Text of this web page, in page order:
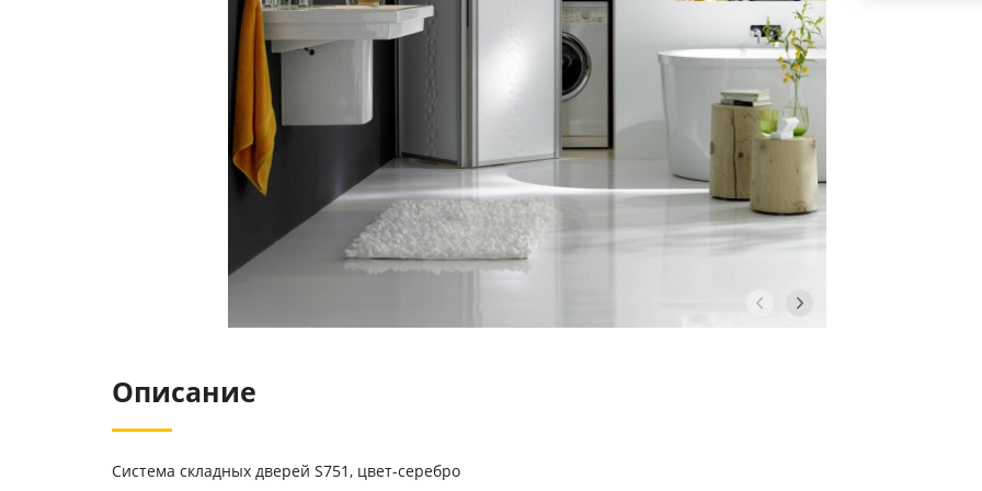
Описание
Система складных дверей S751, цвет-серебро